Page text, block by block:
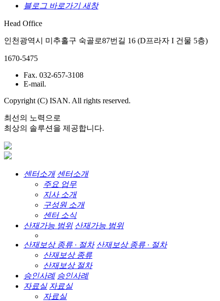
블로그 바로가기 새창
Head Office
인천광역시 미추홀구 숙골로87번길 16 (D프라자 I 건물 5층)
1670-5475
Fax. 032-657-3108
E-mail.
Copyright (C) ISAN. All rights reserved.
최선의 노력으로
최상의 솔루션을 제공합니다.
센터소개 센터소개
주요 업무
지사 소개
구성원 소개
센터 소식
산재가능 범위 산재가능 범위
산재보상 종류 · 절차 산재보상 종류 · 절차
산재보상 종류
산재보상 절차
승인사례 승인사례
자료실 자료실
자료실